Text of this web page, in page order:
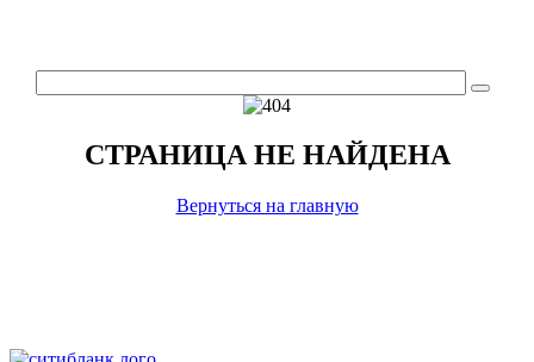
СТРАНИЦА НЕ НАЙДЕНА
Вернуться на главную